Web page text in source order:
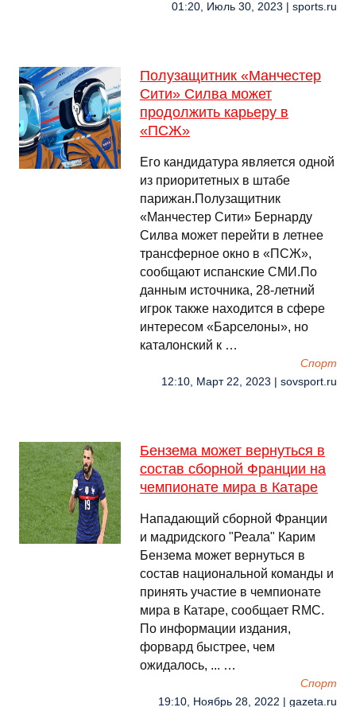
01:20, Июль 30, 2023 | sports.ru
Полузащитник «Манчестер
Сити» Силва может
продолжить карьеру в
«ПСЖ»
Его кандидатура является одной
из приоритетных в штабе
парижан.Полузащитник
«Манчестер Сити» Бернарду
Силва может перейти в летнее
трансферное окно в «ПСЖ»,
сообщают испанские СМИ.По
данным источника, 28-летний
игрок также находится в сфере
интересом «Барселоны», но
каталонский к …
Спорт
12:10, Март 22, 2023 | sovsport.ru
Бензема может вернуться в
состав сборной Франции на
чемпионате мира в Катаре
Нападающий сборной Франции
и мадридского "Реала" Карим
Бензема может вернуться в
состав национальной команды и
принять участие в чемпионате
мира в Катаре, сообщает RMC.
По информации издания,
форвард быстрее, чем
ожидалось, ... …
Спорт
19:10, Ноябрь 28, 2022 | gazeta.ru